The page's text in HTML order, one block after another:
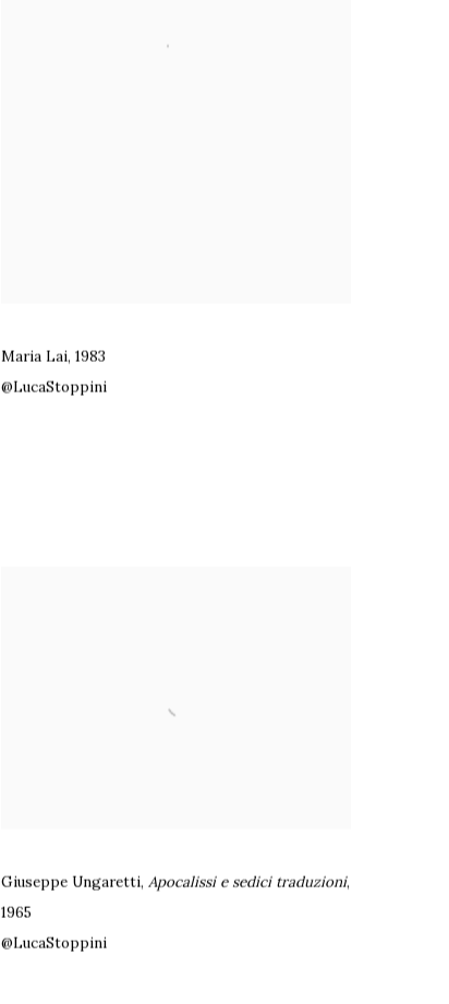
Maria Lai, 1983
@LucaStoppini
Giuseppe Ungaretti, Apocalissi e sedici traduzioni,
1965
@LucaStoppini